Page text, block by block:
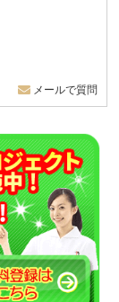
メールで質問